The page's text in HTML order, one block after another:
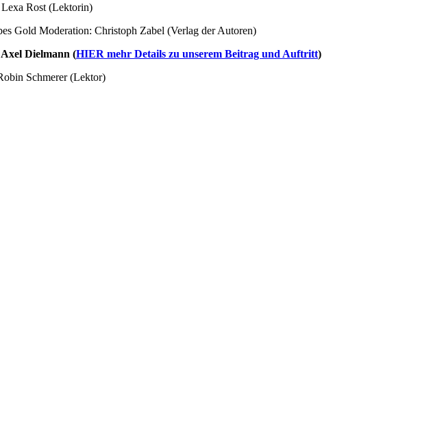
Lexa Rost (Lektorin)
Gold Moderation: Christoph Zabel (Verlag der Autoren)
Dielmann (HIER mehr Details zu unserem Beitrag und Auftritt)
Schmerer (Lektor)